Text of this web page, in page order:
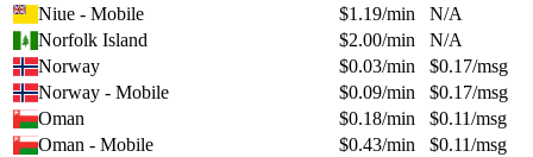
Niue - Mobile
$1.19/min
N/A
Norfolk Island
$2.00/min
N/A
Norway
$0.03/min $0.17/msg
Norway - Mobile
$0.09/min $0.17/msg
Oman
$0.18/min $0.11/msg
Oman - Mobile
$0.43/min $0.11/msg